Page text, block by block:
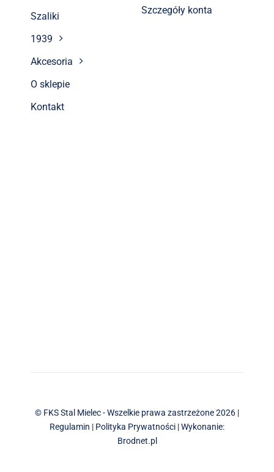
Szaliki
1939
Akcesoria
O sklepie
Kontakt
Szczegóły konta
© FKS Stal Mielec - Wszelkie prawa zastrzeżone 2026 |
Regulamin | Polityka Prywatności | Wykonanie:
Brodnet.pl